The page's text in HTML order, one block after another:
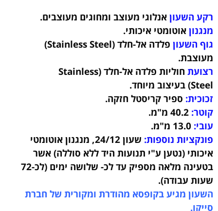
רקע השעוןאנלוגי מעוצב ומחוגים מעוצבים.
מנגנוןאוטומטי איכותי.
גוף השעון פלדה אל-חלד (Stainless Steel)
מעוצבת.
רצועת
חוליות פלדה אל-חלד (Stainless
Steel) בעיצוב מיוחד.
זכוכית: ספיר קריסטל חזקה.
קוטר: 40.2 מ"מ.
עובי: 13.0 מ"מ.
פונקציות נוספות:
שעון 24/12, מנגנון אוטומטי
איכותי (נטען ע"י תנועות היד ללא סוללה) אשר
בטעינה מלאה מספיק עד לכ- שלושה ימים (לכ-72
שעות עבודה).
השעון מגיע בקופסא מהודרת ומקורית של חברת
סייקו.